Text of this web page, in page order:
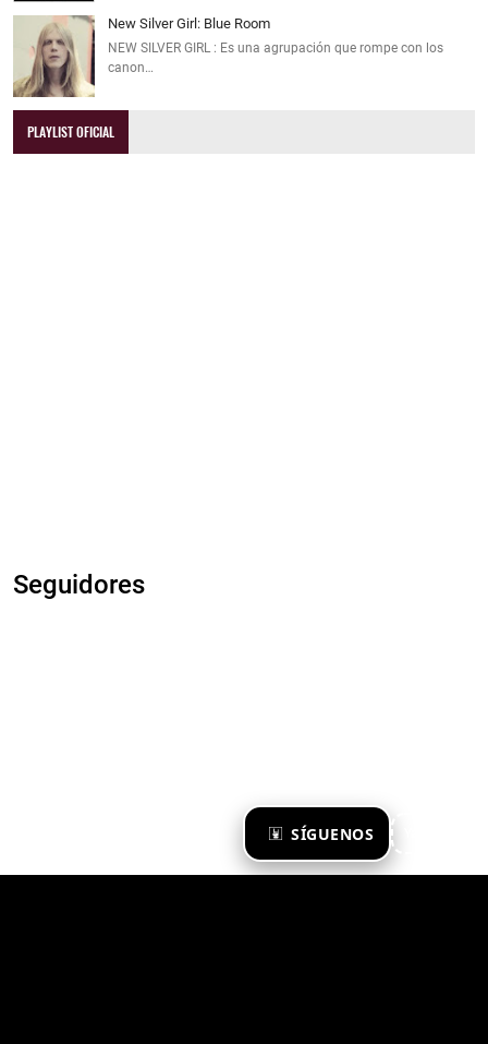
SÍGUENOS
New Silver Girl: Blue Room
NEW SILVER GIRL : Es una agrupación que rompe con los
canon…
PLAYLIST OFICIAL
Seguidores